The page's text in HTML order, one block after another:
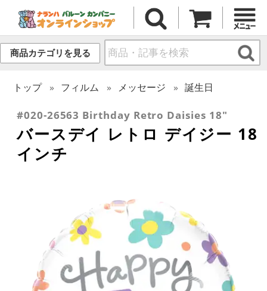
商品カテゴリを見る
トップ フィルム メッセージ 誕生日
#020-26563 Birthday Retro Daisies 18"
バースデイ レトロ デイジー 18
インチ